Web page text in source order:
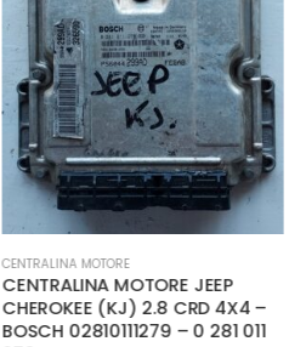
CENTRALINA MOTORE
CENTRALINA MOTORE JEEP
CHEROKEE (KJ) 2.8 CRD 4X4 –
BOSCH 02810111279 – 0 281 011